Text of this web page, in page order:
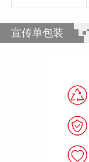
宣传单包装